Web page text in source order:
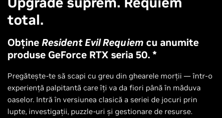
total.
ObțineResident Evil Requiem cu anumite
produse GeForce RTX seria 50. *
Pregătește-te să scapi cu greu din ghearele morții — într-o
experiență palpitantă care îți va da fiori până în măduva
oaselor. Intră în versiunea clasică a seriei de jocuri prin
lupte, investigații, puzzle-uri și gestionare de resurse.